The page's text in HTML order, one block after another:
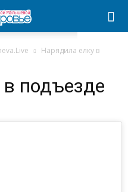
Нарядила елку в
подъезде